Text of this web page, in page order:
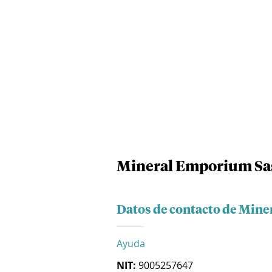
Mineral Emporium
Datos de contacto de
Ayuda
NIT: 9005257647